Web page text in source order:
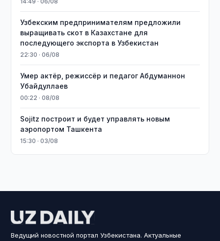
Узбекским предпринимателям предложили
выращивать скот в Казахстане для
последующего экспорта в Узбекистан
22:30 · 06/08
Умер актёр, режиссёр и педагог Абдуманнон
Убайдуллаев
00:22 · 08/08
Sojitz построит и будет управлять новым
аэропортом Ташкента
15:30 · 03/08
Ведущий новостной портал Узбекистана. Актуальные